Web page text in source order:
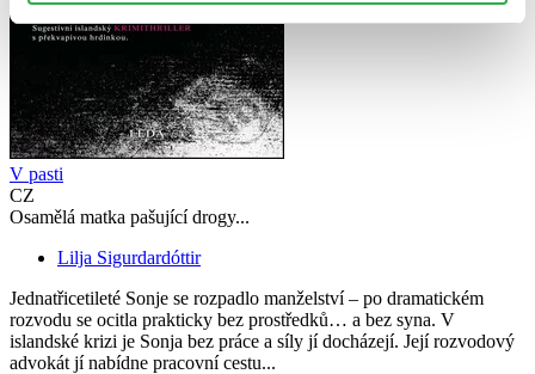
V pasti
CZ
Osamělá matka pašující drogy...
Lilja Sigurdardóttir
Jednatřicetileté Sonje se rozpadlo manželství – po dramatickém
rozvodu se ocitla prakticky bez prostředků… a bez syna. V
islandské krizi je Sonja bez práce a síly jí docházejí. Její rozvodový
advokát jí nabídne pracovní cestu...